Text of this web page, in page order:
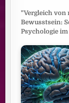
"Vergleich von
Bewusstsein:
Psychologie